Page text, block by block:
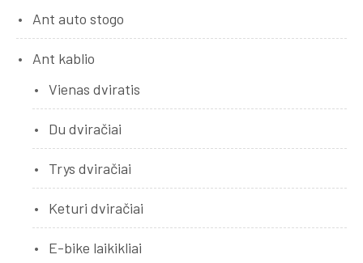
Ant auto stogo
Ant kablio
Vienas dviratis
Du dviračiai
Trys dviračiai
Keturi dviračiai
E-bike laikikliai